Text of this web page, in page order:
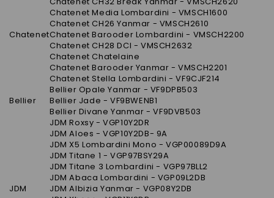
Chatenet
Chatenet Media Lombardini - VMSCH1600
Chatenet CH26 Yanmar - VMSCH2610
Chatenet Barooder Lombardini - VMSCH2200
Chatenet CH28 DCI - VMSCH2632
Chatenet Chatelaine
Chatenet Barooder Yanmar - VMSCH2201
Chatenet Stella Lombardini - VF9CJF214
Bellier
Bellier Opale Yanmar - VF9DPB503
Bellier Jade - VF9BWENB1
Bellier Divane Yanmar - VF9DVB503
JDM
JDM Roxsy - VGP10Y2DR
JDM Aloes - VGP10Y2DB- 9A
JDM X5 Lombardini Mono - VGP00089D9A
JDM Titane 1 - VGP97BSY29A
JDM Titane 3 Lombardini - VGP97BLL2
JDM Abaca Lombardini - VGP09L2DB
JDM Albizia Yanmar - VGP08Y2DB